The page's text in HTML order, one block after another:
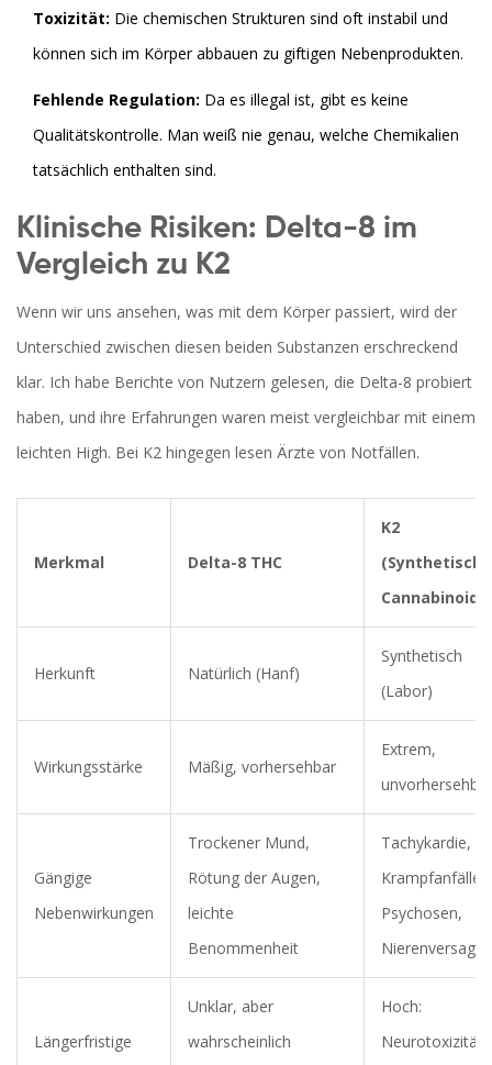
Toxizität: Die chemischen Strukturen sind oft instabil und
können sich im Körper abbauen zu giftigen Nebenprodukten.
Fehlende Regulation: Da es illegal ist, gibt es keine
Qualitätskontrolle. Man weiß nie genau, welche Chemikalien
tatsächlich enthalten sind.
Klinische Risiken: Delta-8 im
Vergleich zu K2
Wenn wir uns ansehen, was mit dem Körper passiert, wird der
Unterschied zwischen diesen beiden Substanzen erschreckend
klar. Ich habe Berichte von Nutzern gelesen, die Delta-8 probiert
haben, und ihre Erfahrungen waren meist vergleichbar mit einem
leichten High. Bei K2 hingegen lesen Ärzte von Notfällen.
Merkmal Delta-8 THC
K2
(Synthetische
Herkunft Natürlich (Hanf)
Synthetisch
(Labor)
Wirkungsstärke Mäßig, vorhersehbar
Extrem,
unvorhersehbar
Gängige
Nebenwirkungen
Trockener Mund,
Rötung der Augen,
leichte
Benommenheit
Tachykardie,
Krampfanfälle,
Psychosen,
Nierenversagen
Längerfristige
Unklar, aber
wahrscheinlich
Hoch:
Neurotoxizität,